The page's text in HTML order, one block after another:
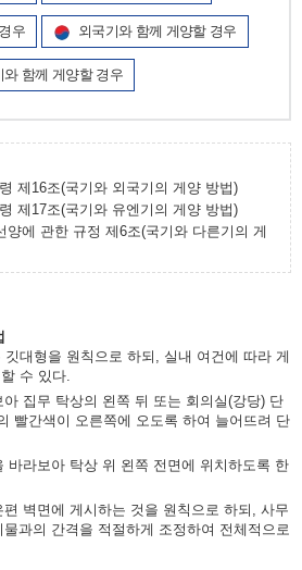
우 외국기와 함께 게양할 경우
와 함께 게양할 경우
제16조(국기와 외국기의 게양 방법)
제17조(국기와 유엔기의 게양 방법)
양에 관한 규정 제6조(국기와 다른기의 게
대형을 원칙으로 하되, 실내 여건에 따라 게
수 있다.
집무 탁상의 왼쪽 뒤 또는 회의실(강당) 단
빨간색이 오른쪽에 오도록 하여 늘어뜨려 단
바라보아 탁상 위 왼쪽 전면에 위치하도록 한
벽면에 게시하는 것을 원칙으로 하되, 사무
과의 간격을 적절하게 조정하여 전체적으로